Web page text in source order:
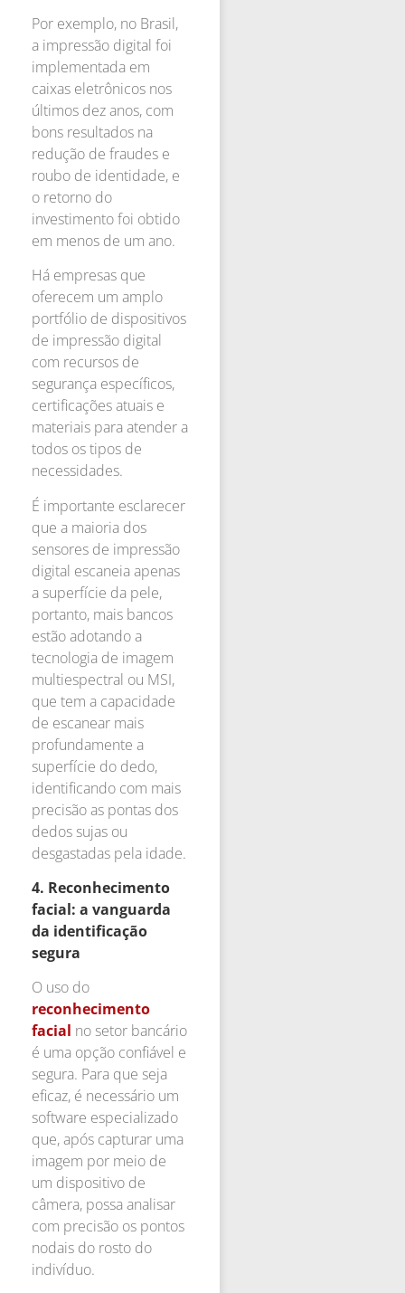
Por exemplo, no Brasil,
a impressão digital foi
implementada em
caixas eletrônicos nos
últimos dez anos, com
bons resultados na
redução de fraudes e
roubo de identidade, e
o retorno do
investimento foi obtido
em menos de um ano.
Há empresas que
oferecem um amplo
portfólio de dispositivos
de impressão digital
com recursos de
segurança específicos,
certificações atuais e
materiais para atender a
todos os tipos de
necessidades.
É importante esclarecer
que a maioria dos
sensores de impressão
digital escaneia apenas
a superfície da pele,
portanto, mais bancos
estão adotando a
tecnologia de imagem
multiespectral ou MSI,
que tem a capacidade
de escanear mais
profundamente a
superfície do dedo,
identificando com mais
precisão as pontas dos
dedos sujas ou
desgastadas pela idade.
4. Reconhecimento
facial: a vanguarda
da identificação
segura
O uso do
reconhecimento
facial no setor bancário
é uma opção confiável e
segura. Para que seja
eficaz, é necessário um
software especializado
que, após capturar uma
imagem por meio de
um dispositivo de
câmera, possa analisar
com precisão os pontos
nodais do rosto do
indivíduo.